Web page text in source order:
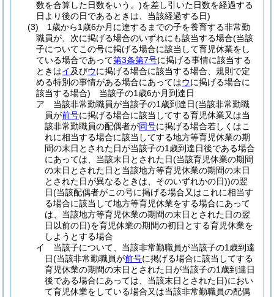
数を合算した日数をいう。)を差し引いた日数を経過する
日より後の日であるときは、当該経過する日)
(3)
1歳から1歳6か月に達するまでの子を養育する非常勤
職員が、次に掲げる場合のいずれにも該当する場合(当該
子についてこの号に掲げる場合に該当して育児休業をし
ている場合であって第3条第7号に掲げる事情に該当する
ときはイ及びウに掲げる場合に該当する場合、規則で定
める特別の事情がある場合にあってはウに掲げる場合に
該当する場合) 当該子の1歳6か月到達日
ア
当該非常勤職員が当該子の1歳到達日(当該非常勤職
員が前号に掲げる場合に該当してする育児休業又は当
該非常勤職員の配偶者が同号に掲げる場合若しくはこ
れに相当する場合に該当してする地方等育児休業の期
間の末日とされた日が当該子の1歳到達日後である場合
にあっては、当該末日とされた日(当該育児休業の期間
の末日とされた日と当該地方等育児休業の期間の末日
とされた日が異なるときは、そのいずれかの日))の翌
日(当該配偶者がこの号に掲げる場合又はこれに相当す
る場合に該当して地方等育児休業をする場合にあって
は、当該地方等育児休業の期間の末日とされた日の翌
日以前の日)を育児休業の期間の初日とする育児休業を
しようとする場合
イ
当該子について、当該非常勤職員が当該子の1歳到達
日(当該非常勤職員が前号に掲げる場合に該当してする
育児休業の期間の末日とされた日が当該子の1歳到達日
後である場合にあっては、当該末日とされた日)におい
て育児休業をしている場合又は当該非常勤職員の配偶